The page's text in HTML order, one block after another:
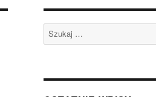
Szukaj: